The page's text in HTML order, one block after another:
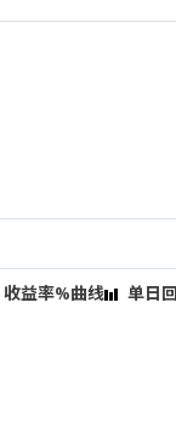
收益率%曲线 单日